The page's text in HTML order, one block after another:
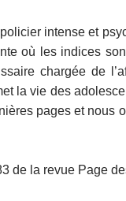
intense et
où les indices
chargée de
la vie des
pages et nous
de la revue Page